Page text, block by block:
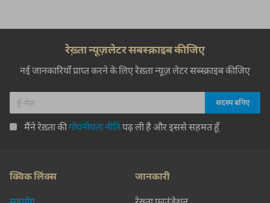
अब्दुल अज़ीज़ ख़ालिद
महर-ए-ताबाँ हूँ ढल रहा हूँ मैं